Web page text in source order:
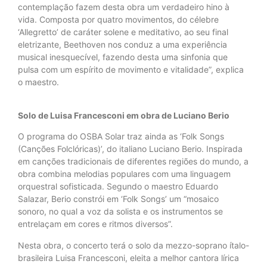
contemplação fazem desta obra um verdadeiro hino à
vida. Composta por quatro movimentos, do célebre
‘Allegretto’ de caráter solene e meditativo, ao seu final
eletrizante, Beethoven nos conduz a uma experiência
musical inesquecível, fazendo desta uma sinfonia que
pulsa com um espírito de movimento e vitalidade”, explica
o maestro.
Solo de Luisa Francesconi em obra de Luciano Berio
O programa do OSBA Solar traz ainda as ‘Folk Songs
(Canções Folclóricas)’, do italiano Luciano Berio. Inspirada
em canções tradicionais de diferentes regiões do mundo, a
obra combina melodias populares com uma linguagem
orquestral sofisticada. Segundo o maestro Eduardo
Salazar, Berio constrói em ‘Folk Songs’ um “mosaico
sonoro, no qual a voz da solista e os instrumentos se
entrelaçam em cores e ritmos diversos”.
Nesta obra, o concerto terá o solo da mezzo-soprano ítalo-
brasileira Luisa Francesconi, eleita a melhor cantora lírica